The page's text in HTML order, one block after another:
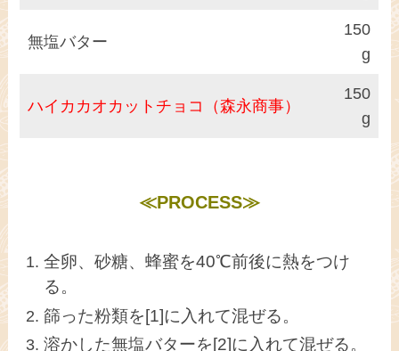
無塩バター
150
g
ハイカカオカットチョコ（森永商事）
150
g
≪PROCESS≫
全卵、砂糖、蜂蜜を40℃前後に熱をつけ
る。
篩った粉類を[1]に入れて混ぜる。
溶かした無塩バターを[2]に入れて混ぜる。